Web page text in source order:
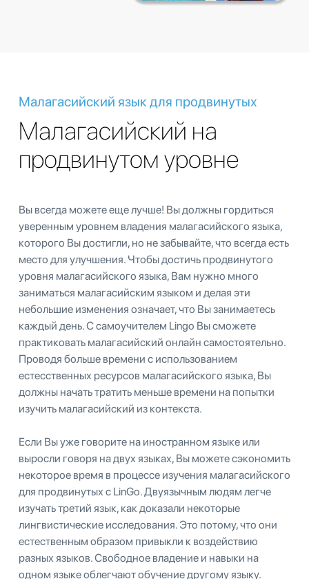
Малагасийский язык для продвинутых
Малагасийский на
продвинутом уровне
Вы всегда можете еще лучше! Вы должны гордиться
уверенным уровнем владения малагасийского языка,
которого Вы достигли, но не забывайте, что всегда есть
место для улучшения. Чтобы достичь продвинутого
уровня малагасийского языка, Вам нужно много
заниматься малагасийским языком и делая эти
небольшие изменения означает, что Вы занимаетесь
каждый день. С самоучителем Lingo Вы сможете
практиковать малагасийский онлайн самостоятельно.
Проводя больше времени с использованием
естесственных ресурсов малагасийского языка, Вы
должны начать тратить меньше времени на попытки
изучить малагасийский из контекста.
Если Вы уже говорите на иностранном языке или
выросли говоря на двух языках, Вы можете сэкономить
некоторое время в процессе изучения малагасийского
для продвинутых с LinGo. Двуязычным людям легче
изучать третий язык, как доказали некоторые
лингвистические исследования. Это потому, что они
естественным образом привыкли к воздействию
разных языков. Свободное владение и навыки на
одном языке облегчают обучение другому языку.